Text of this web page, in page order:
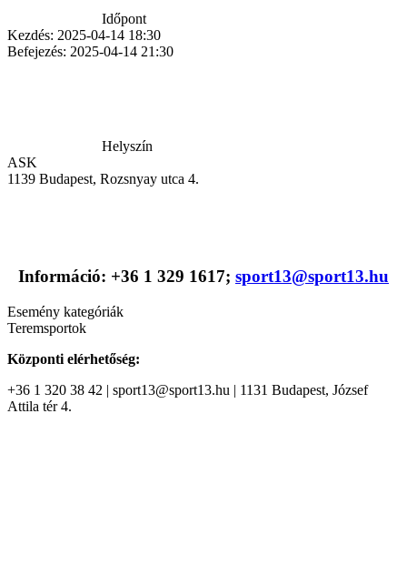
Időpont
Kezdés: 2025-04-14 18:30
Befejezés: 2025-04-14 21:30
Helyszín
ASK
1139 Budapest, Rozsnyay utca 4.
Információ: +36 1 329 1617; sport13@sport13.hu
Esemény kategóriák
Teremsportok
Központi elérhetőség:
+36 1 320 38 42 | sport13@sport13.hu | 1131 Budapest, József
Attila tér 4.